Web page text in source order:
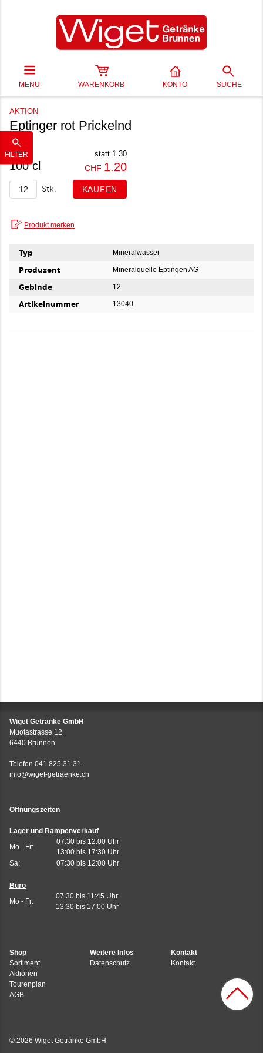
MENU WARENKORB KONTO SUCHE
FILTER
AKTION
Eptinger rot Prickelnd
100 cl
statt 1.30
CHF 1.20
Stk.
Typ Mineralwasser
Produzent Mineralquelle Eptingen AG
Gebinde 12
Artikelnummer 13040
Wiget Getränke GmbH
Muotastrasse 12
6440 Brunnen
Telefon 041 825 31 31
info@wiget-getraenke.ch
Öffnungszeiten
Lager und Rampenverkauf
Mo - Fr:
07:30 bis 12:00 Uhr
13:00 bis 17:30 Uhr
Sa:
07:30 bis 12:00 Uhr
Büro
Mo - Fr:
07:30 bis 11:45 Uhr
13:30 bis 17:00 Uhr
Shop
Sortiment
Aktionen
Tourenplan
AGB
Weitere Infos
Datenschutz
Kontakt
Kontakt
© 2026 Wiget Getränke GmbH